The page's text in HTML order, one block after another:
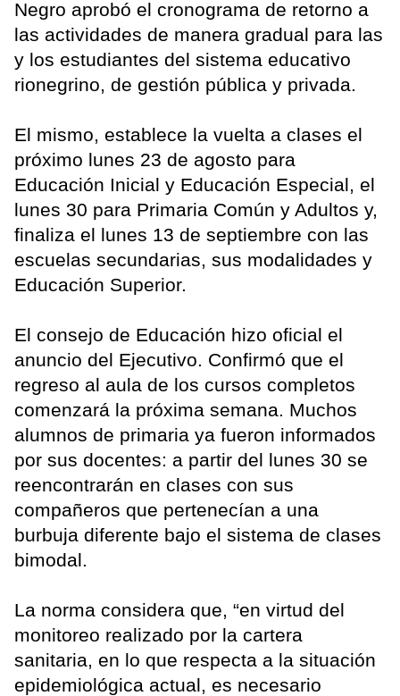
Negro aprobó el cronograma de retorno a
las actividades de manera gradual para las
y los estudiantes del sistema educativo
rionegrino, de gestión pública y privada.
El mismo, establece la vuelta a clases el
próximo lunes 23 de agosto para
Educación Inicial y Educación Especial, el
lunes 30 para Primaria Común y Adultos y,
finaliza el lunes 13 de septiembre con las
escuelas secundarias, sus modalidades y
Educación Superior.
El consejo de Educación hizo oficial el
anuncio del Ejecutivo. Confirmó que el
regreso al aula de los cursos completos
comenzará la próxima semana. Muchos
alumnos de primaria ya fueron informados
por sus docentes: a partir del lunes 30 se
reencontrarán en clases con sus
compañeros que pertenecían a una
burbuja diferente bajo el sistema de clases
bimodal.
La norma considera que, “en virtud del
monitoreo realizado por la cartera
sanitaria, en lo que respecta a la situación
epidemiológica actual, es necesario